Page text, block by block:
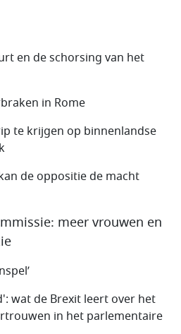
en de schorsing van het
in Rome
te krijgen op binnenlandse
de oppositie de macht
meer vrouwen en
wat de Brexit leert over het
in het parlementaire